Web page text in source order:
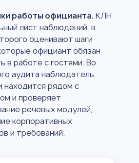
работы официанта. КЛН
лист наблюдений, в
оценивают шаги
официант обязан
в работе с гостями. Во
аудита наблюдатель
находится рядом с
и проверяет
речевых модулей,
корпоративных
и требований.